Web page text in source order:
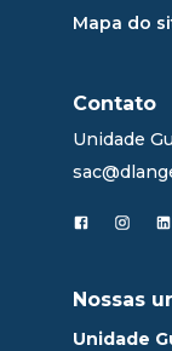
Mapa do
Contato
Unidade
Nossas
Unidade